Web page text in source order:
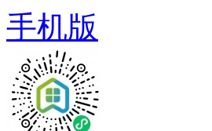
手机版